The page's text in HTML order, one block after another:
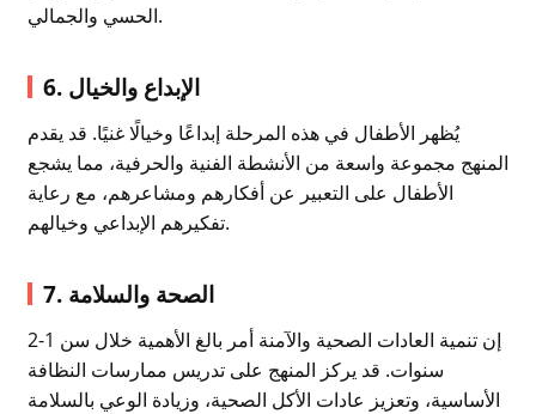
الحسي والجمالي.
6. الإبداع والخيال
يُظهر الأطفال في هذه المرحلة إبداعًا وخيالًا غنيًا. قد يقدم
المنهج مجموعة واسعة من الأنشطة الفنية والحرفية، مما يشجع
الأطفال على التعبير عن أفكارهم ومشاعرهم، مع رعاية
تفكيرهم الإبداعي وخيالهم.
7. الصحة والسلامة
إن تنمية العادات الصحية والآمنة أمر بالغ الأهمية خلال سن 1-2
سنوات. قد يركز المنهج على تدريس ممارسات النظافة
الأساسية، وتعزيز عادات الأكل الصحية، وزيادة الوعي بالسلامة